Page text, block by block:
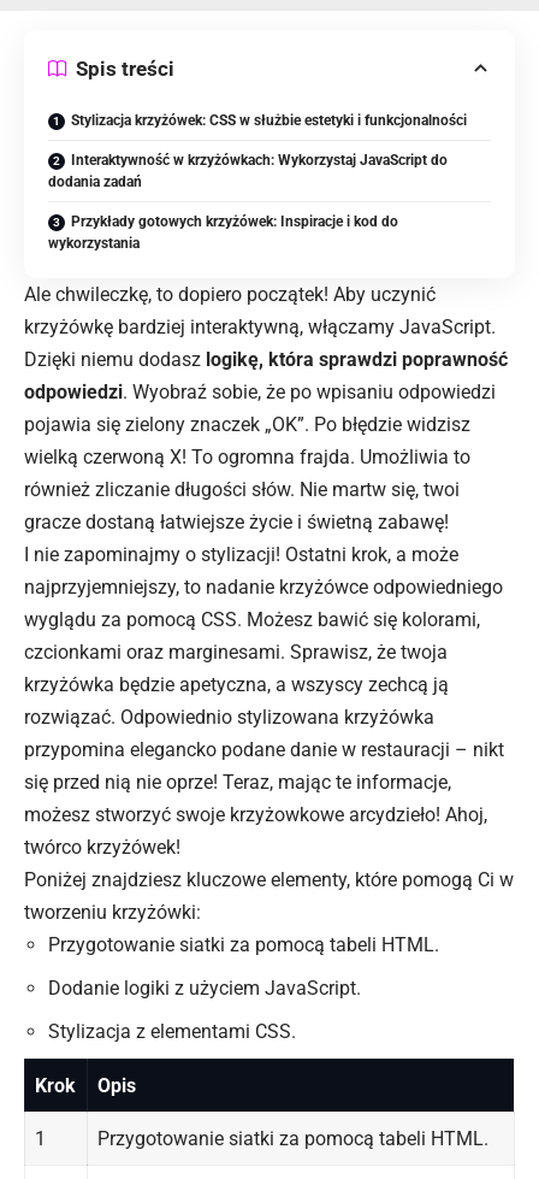
Spis treści
Stylizacja krzyżówek: CSS w służbie estetyki i funkcjonalności
Interaktywność w krzyżówkach: Wykorzystaj JavaScript do
dodania zadań
Przykłady gotowych krzyżówek: Inspiracje i kod do
wykorzystania
Ale chwileczkę, to dopiero początek! Aby uczynić
krzyżówkę bardziej interaktywną, włączamy JavaScript.
Dzięki niemu dodasz logikę, która sprawdzi poprawność
odpowiedzi. Wyobraź sobie, że po wpisaniu odpowiedzi
pojawia się zielony znaczek „OK”. Po błędzie widzisz
wielką czerwoną X! To ogromna frajda. Umożliwia to
również zliczanie długości słów. Nie martw się, twoi
gracze dostaną łatwiejsze życie i świetną zabawę!
I nie zapominajmy o stylizacji! Ostatni krok, a może
najprzyjemniejszy, to nadanie krzyżówce odpowiedniego
wyglądu za pomocą CSS. Możesz bawić się kolorami,
czcionkami oraz marginesami. Sprawisz, że twoja
krzyżówka będzie apetyczna, a wszyscy zechcą ją
rozwiązać. Odpowiednio stylizowana krzyżówka
przypomina elegancko podane danie w restauracji – nikt
się przed nią nie oprze! Teraz, mając te informacje,
możesz stworzyć swoje krzyżowkowe arcydzieło! Ahoj,
twórco krzyżówek!
Poniżej znajdziesz kluczowe elementy, które pomogą Ci w
tworzeniu krzyżówki:
Przygotowanie siatki za pomocą tabeli HTML.
Dodanie logiki z użyciem JavaScript.
Stylizacja z elementami CSS.
Krok Opis
1 Przygotowanie siatki za pomocą tabeli HTML.